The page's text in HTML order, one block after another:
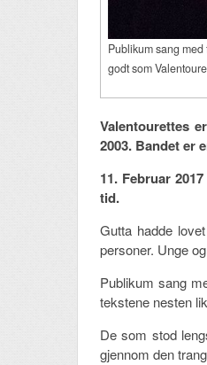
Publikum sang
godt som
Valentourettes
2003. Bandet er
11. Februar
tid.
Gutta hadde
personer. Unge
Publikum sang
tekstene nesten
De som stod
gjennom den